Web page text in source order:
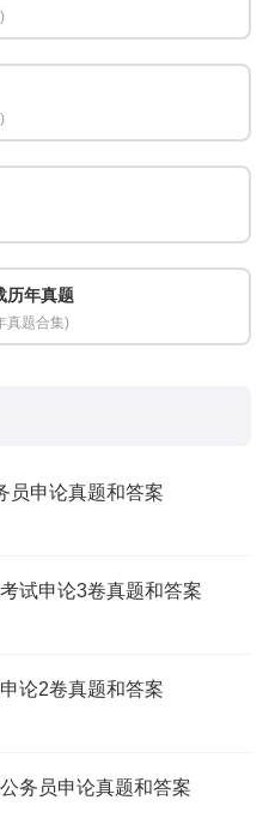
历年真题
真题合集)
员申论真题和答案
试申论3卷真题和答案
论2卷真题和答案
务员申论真题和答案